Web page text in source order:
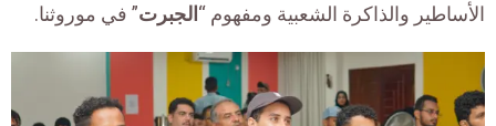
الأساطير والذاكرة الشعبية ومفهوم “ الجبرت” في موروثنا.